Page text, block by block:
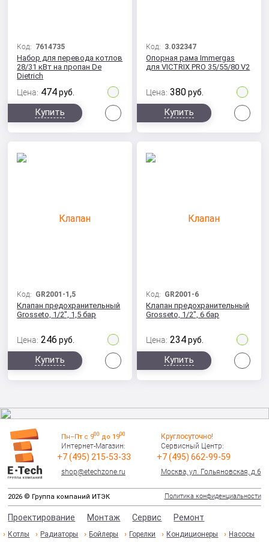
Код: 7614735
Набор для перевода котлов
28/31 кВт на пропан De
Dietrich
Цена: 474 руб.
Купить
Код: 3.032347
Опорная рама Immergas
для VICTRIX PRO 35/55/80 V2
Цена: 380 руб.
Купить
Код: GR2001-1,5
Клапан предохранительный
Grosseto, 1/2", 1,5 бар
Цена: 246 руб.
Купить
Код: GR2001-6
Клапан предохранительный
Grosseto, 1/2", 6 бар
Цена: 234 руб.
Купить
Пн–Пт с 900 до 1900
Интернет-Магазин:
+7 (495) 215-53-33
shop@etechzone.ru
Круглосуточно!
Сервисный Центр:
+7 (495) 662-99-59
Москва, ул. Гольяновская, д.6
2026 © Группа компаний ИТЭК Политика конфиденциальности
Проектирование Монтаж Сервис Ремонт
Котлы Радиаторы Бойлеры Горелки Кондиционеры Насосы